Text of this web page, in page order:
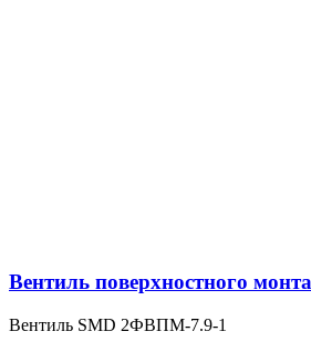
Вентиль поверхностного
Вентиль SMD 2ФВПМ-7.9-1